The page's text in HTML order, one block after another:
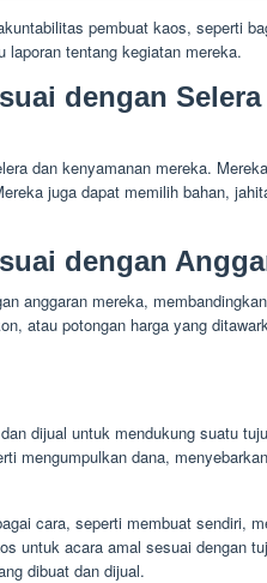
pembuat kaos, seperti
laporan tentang kegiatan mereka.
dengan
dan kenyamanan mereka.
juga dapat memilih bahan,
dengan
anggaran mereka,
atau potongan harga yang
dijual untuk mendukung suatu
mengumpulkan dana,
cara, seperti membuat sendiri,
untuk acara amal sesuai dengan
dibuat dan dijual.